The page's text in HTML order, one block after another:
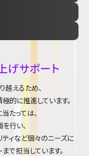
げサポート
えるため、
的に推進しています。
たっては、
行い、
ティなど個々のニーズに
で担当しています。